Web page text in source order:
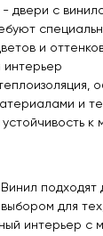
- двери с
и
и
к
для
интерьер с